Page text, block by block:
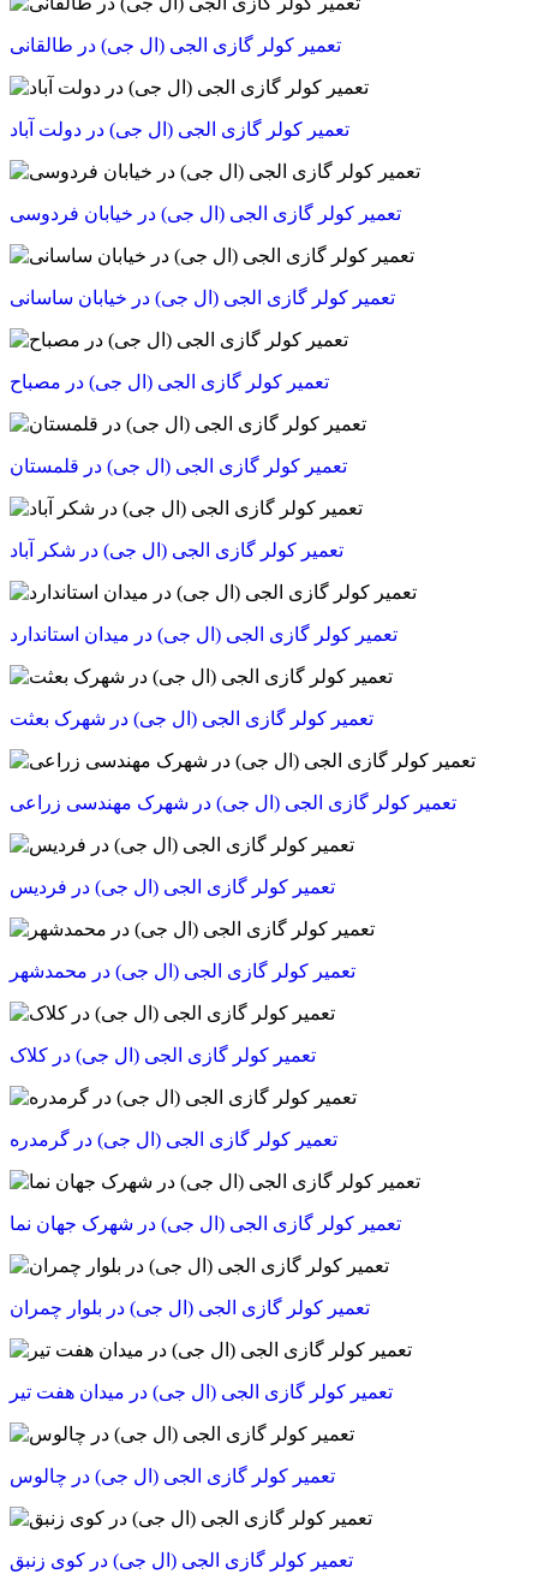
تعمیر کولر گازی الجی (ال جی) در طالقانی
تعمیر کولر گازی الجی (ال جی) در خیابان فردوسی
تعمیر کولر گازی الجی (ال جی) در خیابان ساسانی
تعمیر کولر گازی الجی (ال جی) در مصباح
تعمیر کولر گازی الجی (ال جی) در قلمستان
تعمیر کولر گازی الجی (ال جی) در شکر آباد
تعمیر کولر گازی الجی (ال جی) در میدان استاندارد
تعمیر کولر گازی الجی (ال جی) در شهرک بعثت
تعمیر کولر گازی الجی (ال جی) در شهرک مهندسی زراعی
تعمیر کولر گازی الجی (ال جی) در فردیس
تعمیر کولر گازی الجی (ال جی) در محمدشهر
تعمیر کولر گازی الجی (ال جی) در کلاک
تعمیر کولر گازی الجی (ال جی) در گرمدره
تعمیر کولر گازی الجی (ال جی) در شهرک جهان نما
تعمیر کولر گازی الجی (ال جی) در بلوار چمران
تعمیر کولر گازی الجی (ال جی) در میدان هفت تیر
تعمیر کولر گازی الجی (ال جی) در چالوس
تعمیر کولر گازی الجی (ال جی) در کوی زنبق